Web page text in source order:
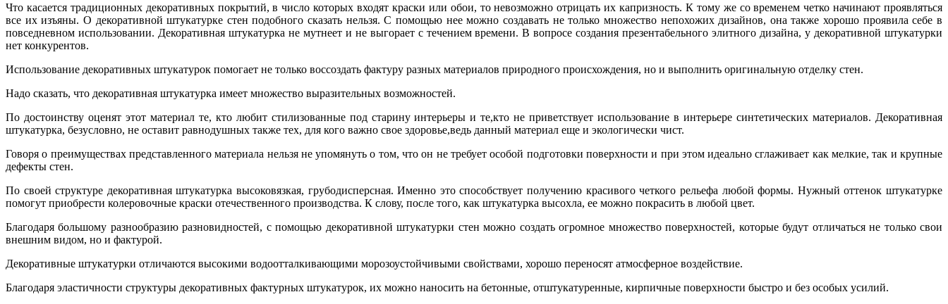
Что касается традиционных декоративных покрытий, в число которых входят краски или обои, то невозможно отрицать их капризность. К тому же со временем четко начинают проявляться
все их изъяны. О декоративной штукатурке стен подобного сказать нельзя. С помощью нее можно создавать не только множество непохожих дизайнов, она также хорошо проявила себе в
повседневном использовании. Декоративная штукатурка не мутнеет и не выгорает с течением времени. В вопросе создания презентабельного элитного дизайна, у декоративной штукатурки
нет конкурентов.
Использование декоративных штукатурок помогает не только воссоздать фактуру разных материалов природного происхождения, но и выполнить оригинальную отделку стен.
Надо сказать, что декоративная штукатурка имеет множество выразительных возможностей.
По достоинству оценят этот материал те, кто любит стилизованные под старину интерьеры и те,кто не приветствует использование в интерьере синтетических материалов. Декоративная
штукатурка, безусловно, не оставит равнодушных также тех, для кого важно свое здоровье,ведь данный материал еще и экологически чист.
Говоря о преимуществах представленного материала нельзя не упомянуть о том, что он не требует особой подготовки поверхности и при этом идеально сглаживает как мелкие, так и крупные
дефекты стен.
По своей структуре декоративная штукатурка высоковязкая, грубодисперсная. Именно это способствует получению красивого четкого рельефа любой формы. Нужный оттенок штукатурке
помогут приобрести колеровочные краски отечественного производства. К слову, после того, как штукатурка высохла, ее можно покрасить в любой цвет.
Благодаря большому разнообразию разновидностей, с помощью декоративной штукатурки стен можно создать огромное множество поверхностей, которые будут отличаться не только свои
внешним видом, но и фактурой.
Декоративные штукатурки отличаются высокими водоотталкивающими морозоустойчивыми свойствами, хорошо переносят атмосферное воздействие.
Благодаря эластичности структуры декоративных фактурных штукатурок, их можно наносить на бетонные, отштукатуренные, кирпичные поверхности быстро и без особых усилий.